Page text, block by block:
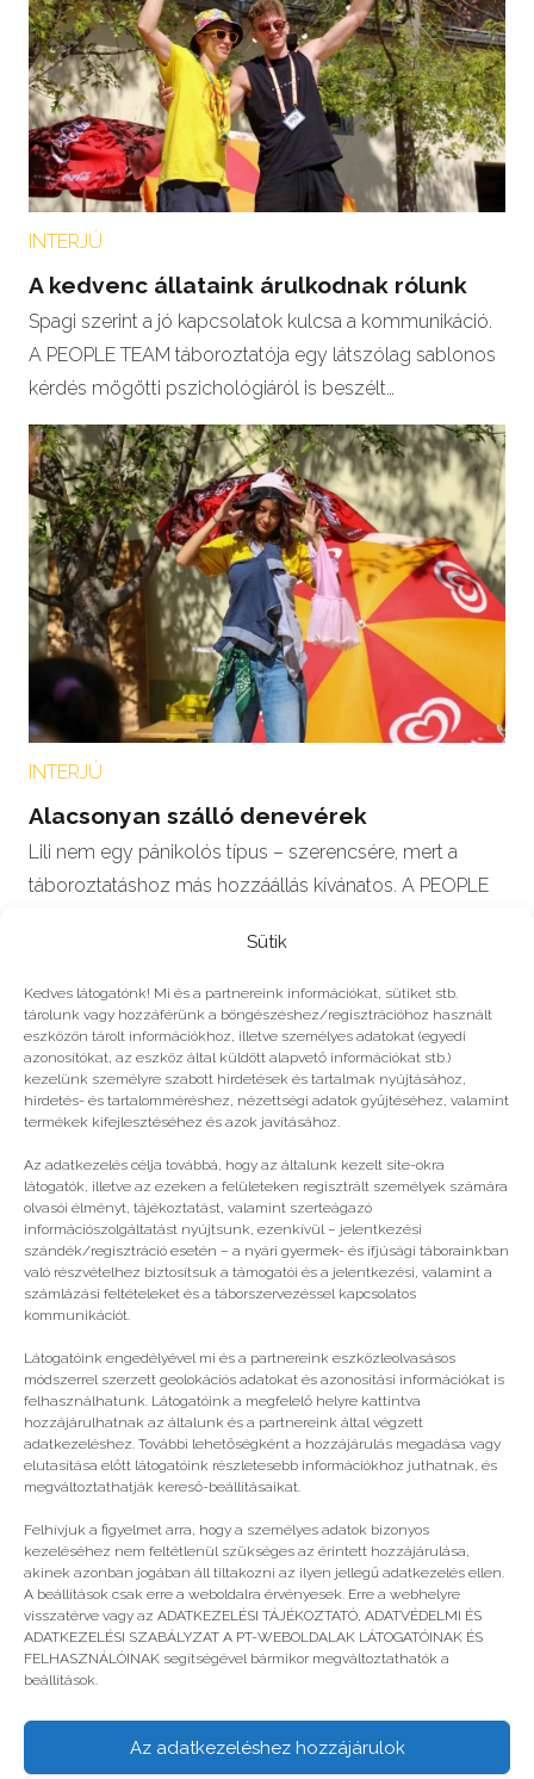
Sütik
Kedves látogatónk! Mi és a partnereink információkat, sütiket stb.
tárolunk vagy hozzáférünk a böngészéshez/regisztrációhoz használt
eszközön tárolt információkhoz, illetve személyes adatokat (egyedi
azonosítókat, az eszköz által küldött alapvető információkat stb.)
kezelünk személyre szabott hirdetések és tartalmak nyújtásához,
hirdetés- és tartalomméréshez, nézettségi adatok gyűjtéséhez, valamint
termékek kifejlesztéséhez és azok javításához.
Az adatkezelés célja továbbá, hogy az általunk kezelt site-okra
látogatók, illetve az ezeken a felületeken regisztrált személyek számára
olvasói élményt, tájékoztatást, valamint szerteágazó
információszolgáltatást nyújtsunk, ezenkívül – jelentkezési
szándék/regisztráció esetén – a nyári gyermek- és ifjúsági táborainkban
való részvételhez biztosítsuk a támogatói és a jelentkezési, valamint a
számlázási feltételeket és a táborszervezéssel kapcsolatos
kommunikációt.
Látogatóink engedélyével mi és a partnereink eszközleolvasásos
módszerrel szerzett geolokációs adatokat és azonosítási információkat is
felhasználhatunk. Látogatóink a megfelelő helyre kattintva
hozzájárulhatnak az általunk és a partnereink által végzett
adatkezeléshez. További lehetőségként a hozzájárulás megadása vagy
elutasítása előtt látogatóink részletesebb információkhoz juthatnak, és
megváltoztathatják kereső-beállításaikat.
Felhívjuk a figyelmet arra, hogy a személyes adatok bizonyos
kezeléséhez nem feltétlenül szükséges az érintett hozzájárulása,
akinek azonban jogában áll tiltakozni az ilyen jellegű adatkezelés ellen.
A beállítások csak erre a weboldalra érvényesek. Erre a webhelyre
visszatérve vagy az ADATKEZELÉSI TÁJÉKOZTATÓ, ADATVÉDELMI ÉS
ADATKEZELÉSI SZABÁLYZAT A PT-WEBOLDALAK LÁTOGATÓINAK ÉS
FELHASZNÁLÓINAK segítségével bármikor megváltoztathatók a
beállítások.
Az adatkezeléshez hozzájárulok
INTERJÚ
A kedvenc állataink árulkodnak rólunk
Spagi szerint a jó kapcsolatok kulcsa a kommunikáció.
A PEOPLE TEAM táboroztatója egy látszólag sablonos
kérdés mögötti pszichológiáról is beszélt…
INTERJÚ
Alacsonyan szálló denevérek
Lili nem egy pánikolós típus – szerencsére, mert a
táboroztatáshoz más hozzáállás kívánatos. A PEOPLE
#2024
Még több
© legjobbtabor.hu